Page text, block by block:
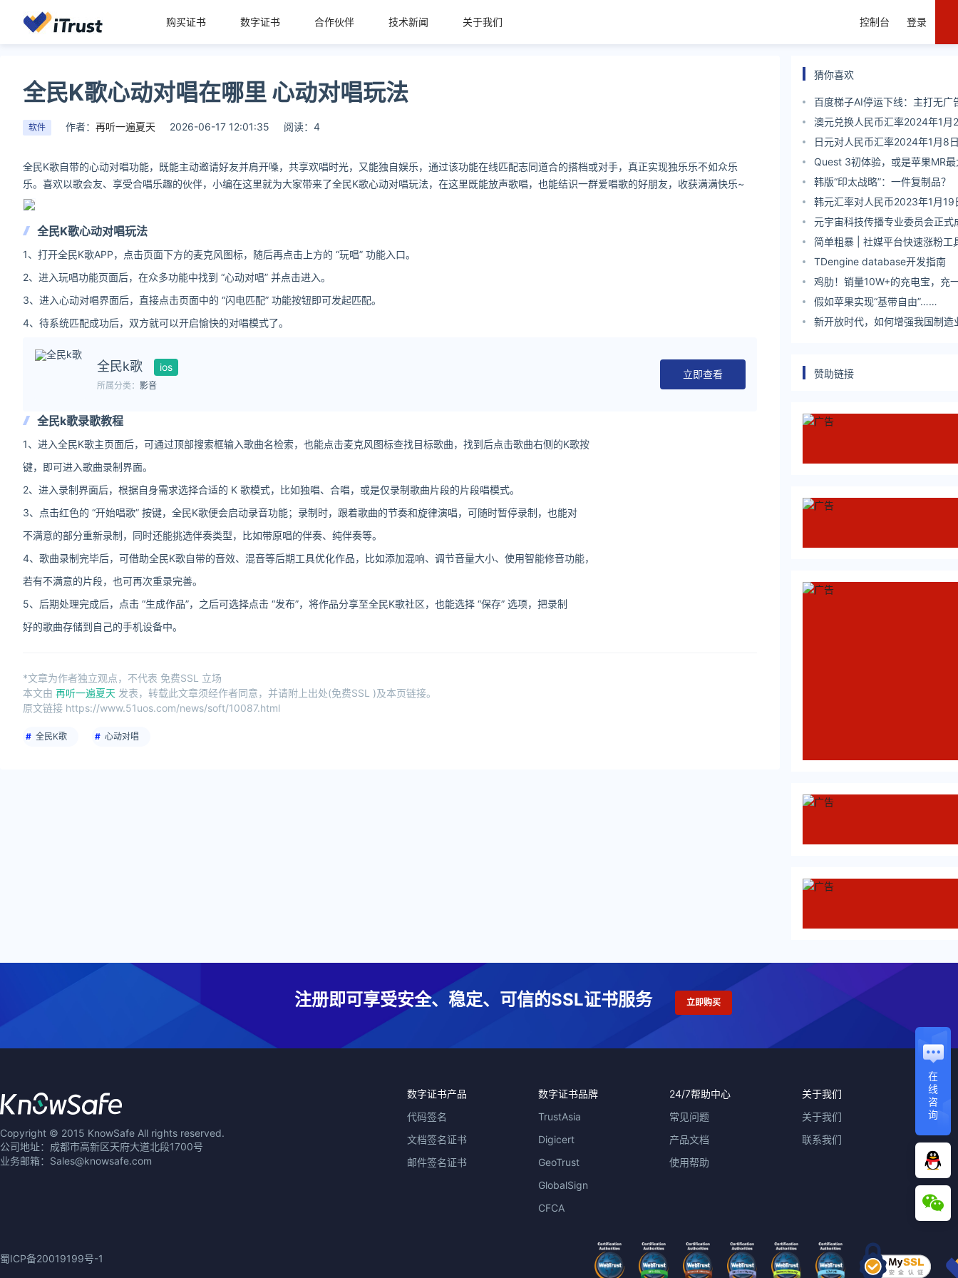
购买证书 数字证书 合作伙伴 技术新闻 关于我们 控制台 登录
全民K歌心动对唱在哪里 心动对唱玩法
软件 作者： 再听一遍夏天 2026-06-17 12:01:35 阅读：4
全民K歌自带的心动对唱功能，既能主动邀请好友并肩开嗓，共享欢唱时光，又能独自娱乐，通过该功能在线匹配志同道合的搭档或对手，真正实现独乐乐不如众乐
乐。喜欢以歌会友、享受合唱乐趣的伙伴，小编在这里就为大家带来了全民K歌心动对唱玩法，在这里既能放声歌唱，也能结识一群爱唱歌的好朋友，收获满满快乐~
全民K歌心动对唱玩法
1、打开全民K歌APP，点击页面下方的麦克风图标，随后再点击上方的 “玩唱” 功能入口。
2、进入玩唱功能页面后，在众多功能中找到 “心动对唱” 并点击进入。
3、进入心动对唱界面后，直接点击页面中的 “闪电匹配” 功能按钮即可发起匹配。
4、待系统匹配成功后，双方就可以开启愉快的对唱模式了。
全民k歌 ios
所属分类： 影音
立即查看
全民k歌录歌教程
1、进入全民K歌主页面后，可通过顶部搜索框输入歌曲名检索，也能点击麦克风图标查找目标歌曲，找到后点击歌曲右侧的K歌按
键，即可进入歌曲录制界面。
2、进入录制界面后，根据自身需求选择合适的 K 歌模式，比如独唱、合唱，或是仅录制歌曲片段的片段唱模式。
3、点击红色的 “开始唱歌” 按键，全民K歌便会启动录音功能；录制时，跟着歌曲的节奏和旋律演唱，可随时暂停录制，也能对
不满意的部分重新录制，同时还能挑选伴奏类型，比如带原唱的伴奏、纯伴奏等。
4、歌曲录制完毕后，可借助全民K歌自带的音效、混音等后期工具优化作品，比如添加混响、调节音量大小、使用智能修音功能，
若有不满意的片段，也可再次重录完善。
5、后期处理完成后，点击 “生成作品”，之后可选择点击 “发布”，将作品分享至全民K歌社区，也能选择 “保存” 选项，把录制
好的歌曲存储到自己的手机设备中。
*文章为作者独立观点，不代表 免费SSL 立场
本文由 再听一遍夏天 发表，转载此文章须经作者同意，并请附上出处(免费SSL )及本页链接。
原文链接 https://www.51uos.com/news/soft/10087.html
全民K歌 心动对唱
猜你喜欢
百度梯子AI停运下线：主打无广
澳元兑换人民币汇率2024年1月
日元对人民币汇率2024年1月8
Quest 3初体验，或是苹果MR
韩版“印太战略”：一件复制品？
韩元汇率对人民币2023年1月19
元宇宙科技传播专业委员会正式
媒体相结合助力元宇宙产业落地
简单粗暴 | 社媒平台快速涨粉工
TDengine database开发指南
鸡肋！销量10W+的充电宝，充
还有更糟心的......
假如苹果实现“基带自由”……
新开放时代，如何增强我国制造
赞助链接
在
线
咨
询
注册即可享受安全、稳定、可信的SSL证书服务 立即购买
Copyright © 2015 KnowSafe All rights reserved.
公司地址：成都市高新区天府大道北段1700号
业务邮箱：Sales@knowsafe.com
数字证书产品
代码签名
文档签名证书
邮件签名证书
数字证书品牌
TrustAsia
Digicert
GeoTrust
GlobalSign
CFCA
24/7帮助中心
常见问题
产品文档
使用帮助
关于我们
关于我们
联系我们
蜀ICP备20019199号-1